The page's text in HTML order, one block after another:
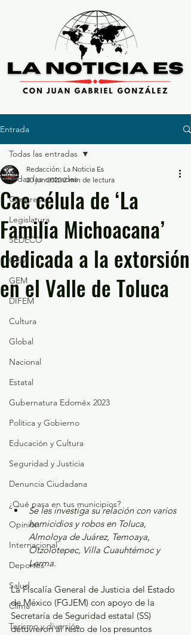
Entrada
Todas las entradas
Congreso
Legislatura
SEDECO
GEM
GEM
DIFEM
Cultura
Global
Nacional
Estatal
Gubernatura Edoméx 2023
Política y Gobierno
Educación y Cultura
Seguridad y Justicia
Denuncia Ciudadana
¿Qué pasa en tus municipios?
Opinión
Internacional
Deportes
Salud
Clima
Turismo y diversión
Todas las entradas
Cae célula de ‘La
Familia Michoacana’
dedicada a la extorsión
en el Valle de Toluca
Redacción: La Noticia Es
20 jun 2022 2 min de lectura
Se les investiga su relación con varios
homicidios y robos en Toluca,
Almoloya de Juárez, Temoaya,
Otzolotepec, Villa Cuauhtémoc y
Lerma.
La Fiscalía General de Justicia del Estado
de México (FGJEM) con apoyo de la
Secretaría de Seguridad estatal (SS)
detuvieron al resto de los presuntos